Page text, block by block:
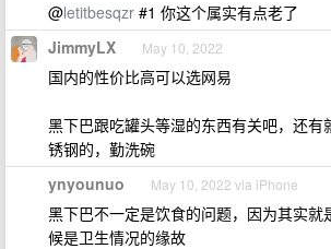
@letitbesqzr #1 你这个属实有点老了
JimmyLX May 10, 2022
国内的性价比高可以选网易
黑下巴跟吃罐头等湿的东西有关吧，还有
锈钢的，勤洗碗
ynyounuo May 10, 2022 via iPhone
黑下巴不一定是饮食的问题，因为其实就
候是卫生情况的缘故